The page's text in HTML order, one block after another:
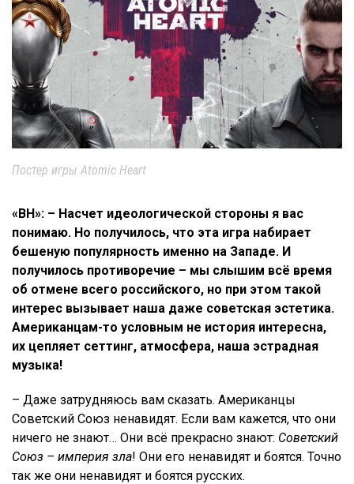
Постер игры Atomic Heart
«ВН»: – Насчет идеологической стороны я вас
понимаю. Но получилось, что эта игра набирает
бешеную популярность именно на Западе. И
получилось противоречие – мы слышим всё время
об отмене всего российского, но при этом такой
интерес вызывает наша даже советская эстетика.
Американцам-то условным не история интересна,
их цепляет сеттинг, атмосфера, наша эстрадная
музыка!
– Даже затрудняюсь вам сказать. Американцы
Советский Союз ненавидят. Если вам кажется, что они
ничего не знают… Они всё прекрасно знают: Советский
Союз – империя зла! Они его ненавидят и боятся. Точно
так же они ненавидят и боятся русских.